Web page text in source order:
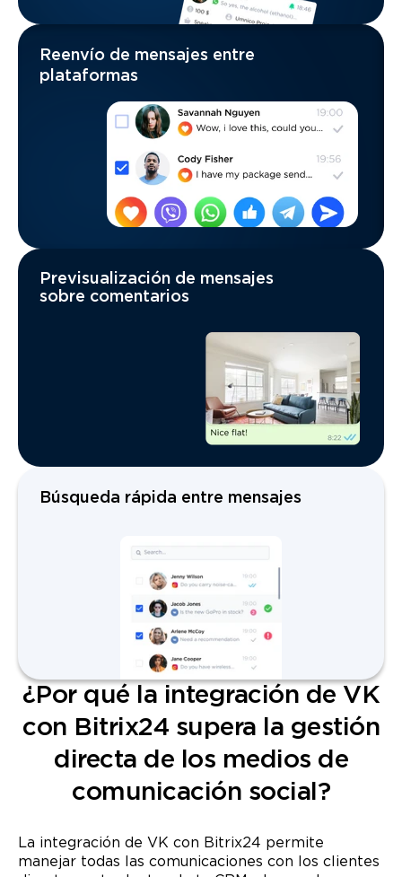
Reenvío de mensajes entre
plataformas
Previsualización de mensajes
sobre comentarios
Búsqueda rápida entre mensajes
¿Por qué la integración de VK
con Bitrix24 supera la gestión
directa de los medios de
comunicación social?
La integración de VK con Bitrix24 permite
manejar todas las comunicaciones con los clientes